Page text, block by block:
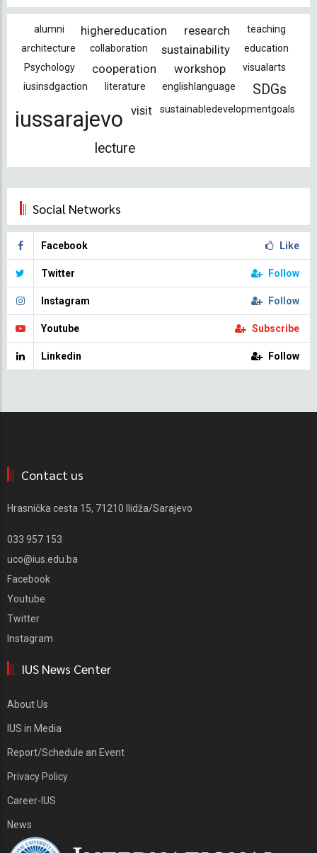
alumni highereducation research
teaching
architecture
collaboration sustainability
education
Psychology
cooperation workshop
visualarts
iusinsdgaction
literature englishlanguage SDGs
iussarajevo visit sustainabledevelopmentgoals
lecture
Social Networks
Facebook Like
Twitter Follow
Instagram Follow
Youtube Subscribe
Linkedin Follow
Contact us
Hrasnička cesta 15, 71210 Ilidža/Sarajevo
033 957 153
uco@ius.edu.ba
Facebook
Youtube
Twitter
Instagram
IUS News Center
About Us
IUS in Media
Report/Schedule an Event
Privacy Policy
Career-IUS
News